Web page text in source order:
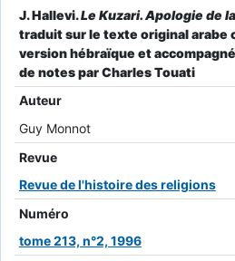
J. Hallevi.Le Kuzari. Apologie de
traduit sur le texte original arabe
version hébraïque et
de notes par Charles Touati
Auteur
Guy Monnot
Revue
Revue de l'histoire des religions
Numéro
tome 213, n°2, 1996